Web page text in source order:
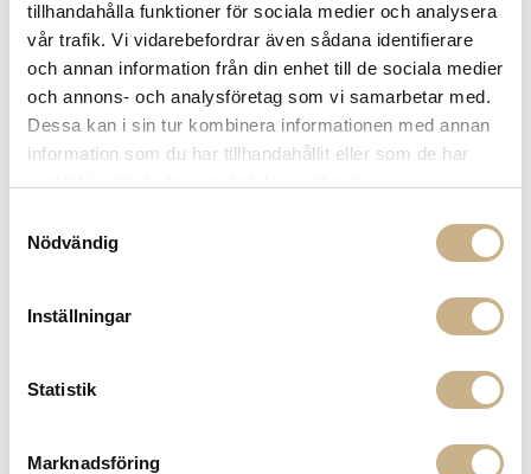
tillhandahålla funktioner för sociala medier och analysera
vår trafik. Vi vidarebefordrar även sådana identifierare
och annan information från din enhet till de sociala medier
och annons- och analysföretag som vi samarbetar med.
Dessa kan i sin tur kombinera informationen med annan
information som du har tillhandahållit eller som de har
Nödvändig
Inställningar
Statistik
Marknadsföring
Hämta i butik
FRÅGA OSS OM PRODUKTEN
SPECIFIKATIONER
MER FRÅN FORNASETTI